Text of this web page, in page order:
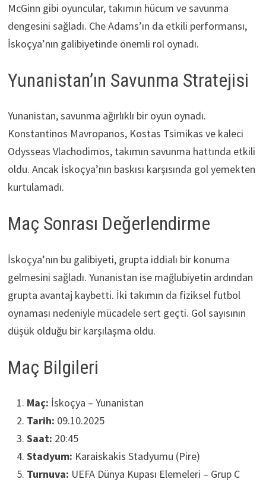
McGinn gibi oyuncular, takımın hücum ve savunma
dengesini sağladı. Che Adams’ın da etkili performansı,
İskoçya’nın galibiyetinde önemli rol oynadı.
Yunanistan’ın Savunma Stratejisi
Yunanistan, savunma ağırlıklı bir oyun oynadı.
Konstantinos Mavropanos, Kostas Tsimikas ve kaleci
Odysseas Vlachodimos, takımın savunma hattında etkili
oldu. Ancak İskoçya’nın baskısı karşısında gol yemekten
kurtulamadı.
Maç Sonrası Değerlendirme
İskoçya’nın bu galibiyeti, grupta iddialı bir konuma
gelmesini sağladı. Yunanistan ise mağlubiyetin ardından
grupta avantaj kaybetti. İki takımın da fiziksel futbol
oynaması nedeniyle mücadele sert geçti. Gol sayısının
düşük olduğu bir karşılaşma oldu.
Maç Bilgileri
Maç: İskoçya – Yunanistan
Tarih: 09.10.2025
Saat: 20:45
Stadyum: Karaiskakis Stadyumu (Pire)
Turnuva: UEFA Dünya Kupası Elemeleri – Grup C